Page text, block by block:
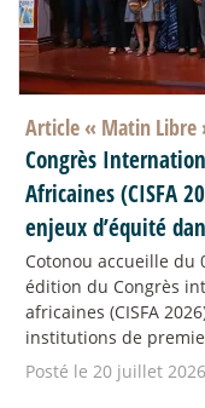
Article « Matin Libre
Congrès
Africaines (CISFA
enjeux d’équité
Cotonou accueille du
édition du Congrès
africaines (CISFA
institutions de
Posté le 20 juillet 2026